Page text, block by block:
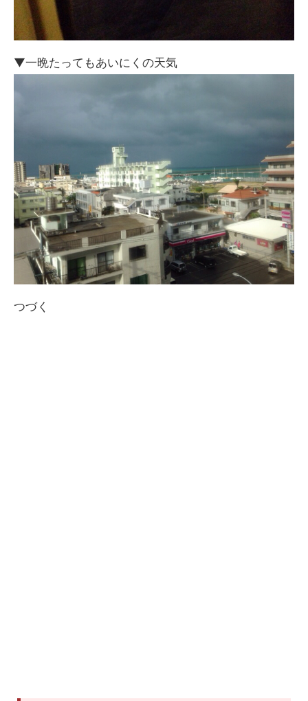
▼一晩たってもあいにくの天気
つづく